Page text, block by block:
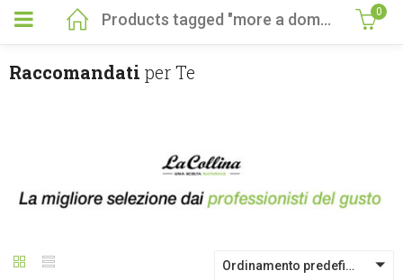
Products tagged "more a domicilio" 0
Raccomandati per Te
Ordinamento predefinito